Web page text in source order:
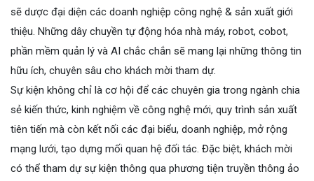
sẽ dược đại diện các doanh nghiệp công nghệ & sản xuất giới
thiệu. Những dây chuyền tự động hóa nhà máy, robot, cobot,
phần mềm quản lý và AI chắc chắn sẽ mang lại những thông tin
hữu ích, chuyên sâu cho khách mời tham dự.
Sự kiện không chỉ là cơ hội để các chuyên gia trong ngành chia
sẻ kiến thức, kinh nghiệm về công nghệ mới, quy trình sản xuất
tiên tiến mà còn kết nối các đại biểu, doanh nghiệp, mở rộng
mạng lưới, tạo dựng mối quan hệ đối tác. Đặc biệt, khách mời
có thể tham dự sự kiện thông qua phương tiện truyền thông ảo